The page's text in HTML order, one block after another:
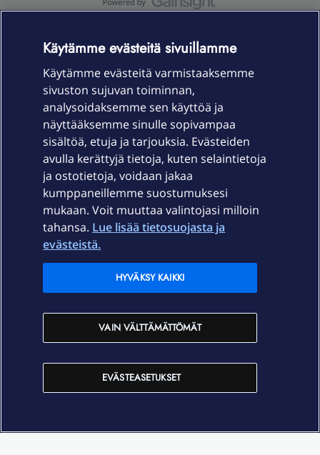
Laitteet & liittymät
Palvelut
Ajankohtaista
Elisa Oyj
In English
Käytämme evästeitä sivuillamme
Käytämme evästeitä varmistaaksemme
sivuston sujuvan toiminnan,
analysoidaksemme sen käyttöä ja
näyttääksemme sinulle sopivampaa
sisältöä, etuja ja tarjouksia. Evästeiden
avulla kerättyjä tietoja, kuten selaintietoja
ja ostotietoja, voidaan jakaa
kumppaneillemme suostumuksesi
mukaan. Voit muuttaa valintojasi milloin
tahansa. Lue lisää tietosuojasta ja
evästeistä.
EVÄSTEASETUKSET
VAIN VÄLTTÄMÄTTÖMÄT
HYVÄKSY KAIKKI